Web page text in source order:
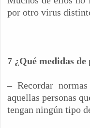
por otro virus
7 ¿Qué medidas
– Recordar
aquellas personas
tengan ningún tipo